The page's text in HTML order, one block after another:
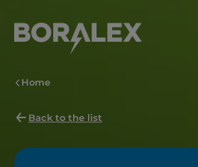
main
Home
Back to the list